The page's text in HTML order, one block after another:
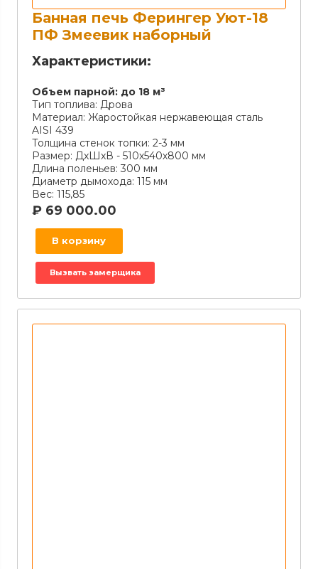
Банная печь Ферингер Уют-18
ПФ Змеевик наборный
Характеристики:
Объем парной: до 18 м³
Тип топлива: Дрова
Материал: Жаростойкая нержавеющая сталь
AISI 439
Толщина стенок топки: 2-3 мм
Размер: ДxШxВ - 510х540х800 мм
Длина поленьев: 300 мм
Диаметр дымохода: 115 мм
Вес: 115,85
₽ 69 000.00
В корзину
Вызвать замерщика